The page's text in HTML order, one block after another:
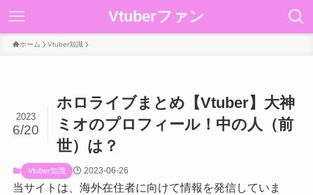
Vtuberファン
ホーム Vtuber知識
ホロライブまとめ【Vtuber】大神
ミオのプロフィール！中の人（前
世）は？
2023
6/20
Vtuber知識 2023-06-26
当サイトは、海外在住者に向けて情報を発信していま